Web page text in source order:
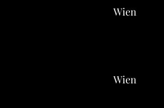
Wien
Wien